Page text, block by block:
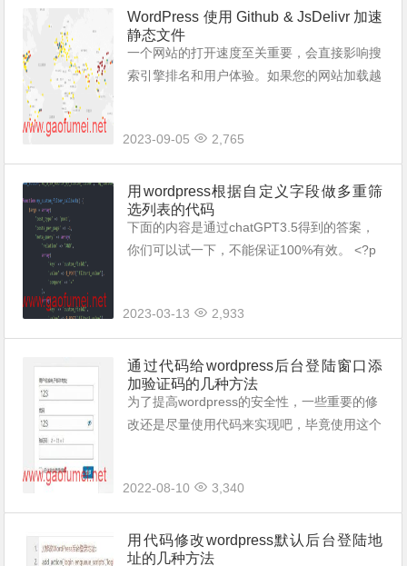
WordPress 使用 Github & JsDelivr 加速
静态文件
一个网站的打开速度至关重要，会直接影响搜
索引擎排名和用户体验。如果您的网站加载越
响，今天我们使用 Gith...
2023-09-05 2,765
用wordpress根据自定义字段做多重筛
选列表的代码
下面的内容是通过chatGPT3.5得到的答案，
你们可以试一下，不能保证100%有效。 <?p
2023-03-13
2,933
通过代码给wordpress后台登陆窗口添
加验证码的几种方法
为了提高wordpress的安全性，一些重要的修
改还是尽量使用代码来实现吧，毕竟使用这个
口添加验证码的几种方法。...
2022-08-10 3,340
用代码修改wordpress默认后台登陆地
址的几种方法